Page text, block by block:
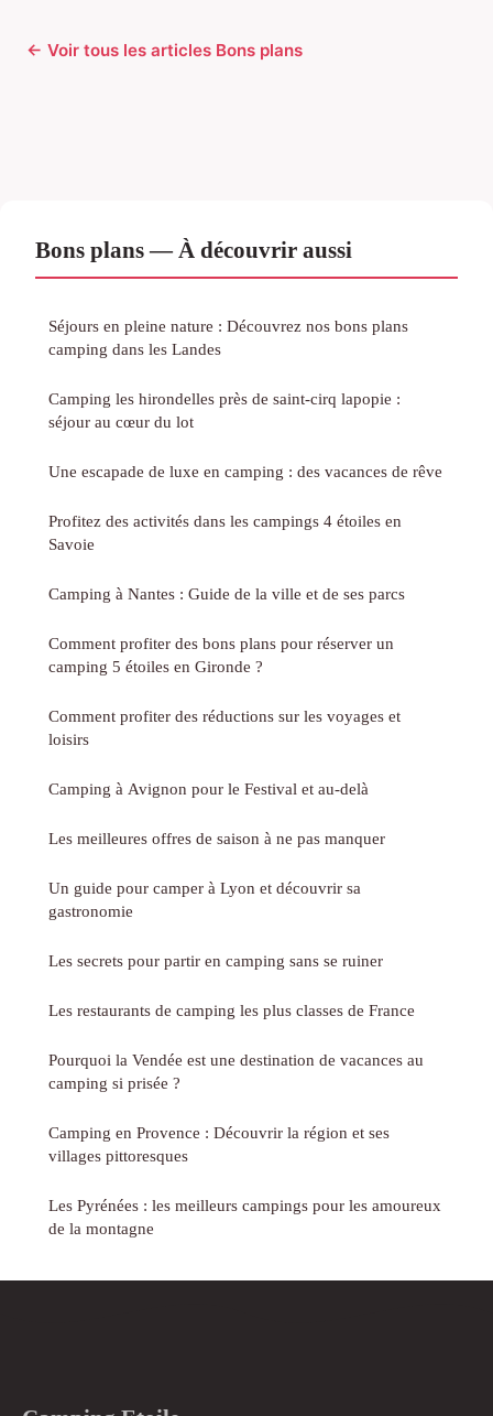
← Voir tous les articles Bons plans
Bons plans — À découvrir aussi
Séjours en pleine nature : Découvrez nos bons plans
camping dans les Landes
Camping les hirondelles près de saint-cirq lapopie :
séjour au cœur du lot
Une escapade de luxe en camping : des vacances de rêve
Profitez des activités dans les campings 4 étoiles en
Savoie
Camping à Nantes : Guide de la ville et de ses parcs
Comment profiter des bons plans pour réserver un
camping 5 étoiles en Gironde ?
Comment profiter des réductions sur les voyages et
loisirs
Camping à Avignon pour le Festival et au-delà
Les meilleures offres de saison à ne pas manquer
Un guide pour camper à Lyon et découvrir sa
gastronomie
Les secrets pour partir en camping sans se ruiner
Les restaurants de camping les plus classes de France
Pourquoi la Vendée est une destination de vacances au
camping si prisée ?
Camping en Provence : Découvrir la région et ses
villages pittoresques
Les Pyrénées : les meilleurs campings pour les amoureux
de la montagne